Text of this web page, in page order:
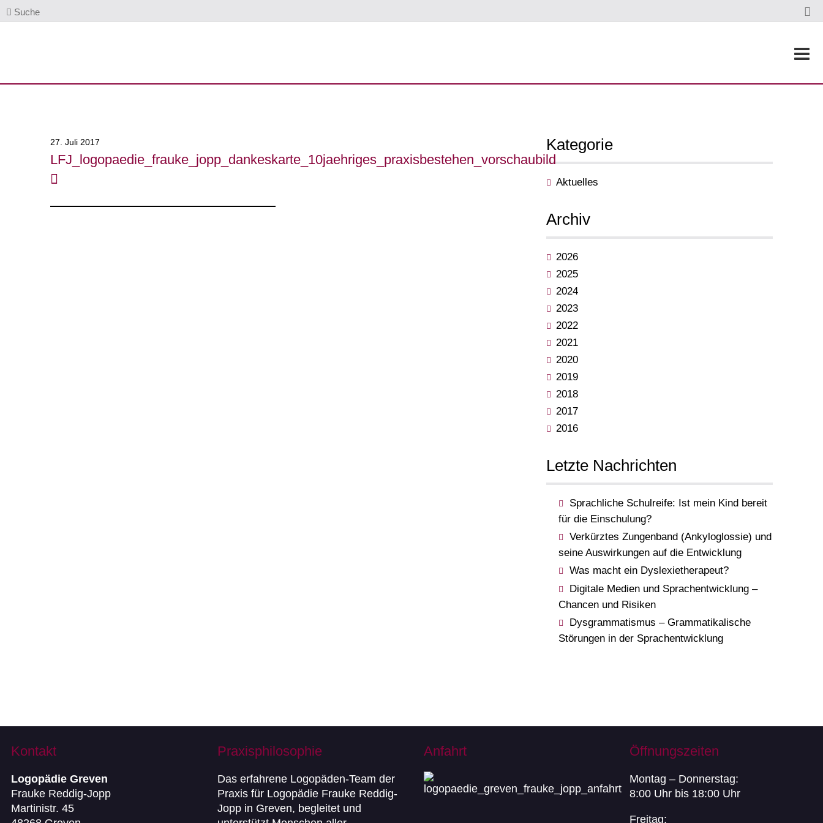
Suche
27. Juli 2017
LFJ_logopaedie_frauke_jopp_dankeskarte_10jaehriges_praxisbestehen_vorschaubild
Kategorie
Aktuelles
Archiv
2026
2025
2024
2023
2022
2021
2020
2019
2018
2017
2016
Letzte Nachrichten
Sprachliche Schulreife: Ist mein Kind bereit
für die Einschulung?
Verkürztes Zungenband (Ankyloglossie) und
seine Auswirkungen auf die Entwicklung
Was macht ein Dyslexietherapeut?
Digitale Medien und Sprachentwicklung –
Chancen und Risiken
Dysgrammatismus – Grammatikalische
Störungen in der Sprachentwicklung
Kontakt
Logopädie Greven
Frauke Reddig-Jopp
Martinistr. 45
Praxisphilosophie
Das erfahrene Logopäden-Team der
Praxis für Logopädie Frauke Reddig-
Jopp in Greven, begleitet und
Anfahrt Öffnungszeiten
Montag – Donnerstag:
8:00 Uhr bis 18:00 Uhr
Freitag: